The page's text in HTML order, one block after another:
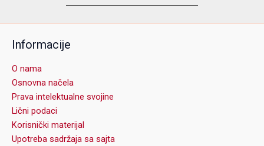
Informacije
O nama
Osnovna načela
Prava intelektualne svojine
Lični podaci
Korisnički materijal
Upotreba sadržaja sa sajta